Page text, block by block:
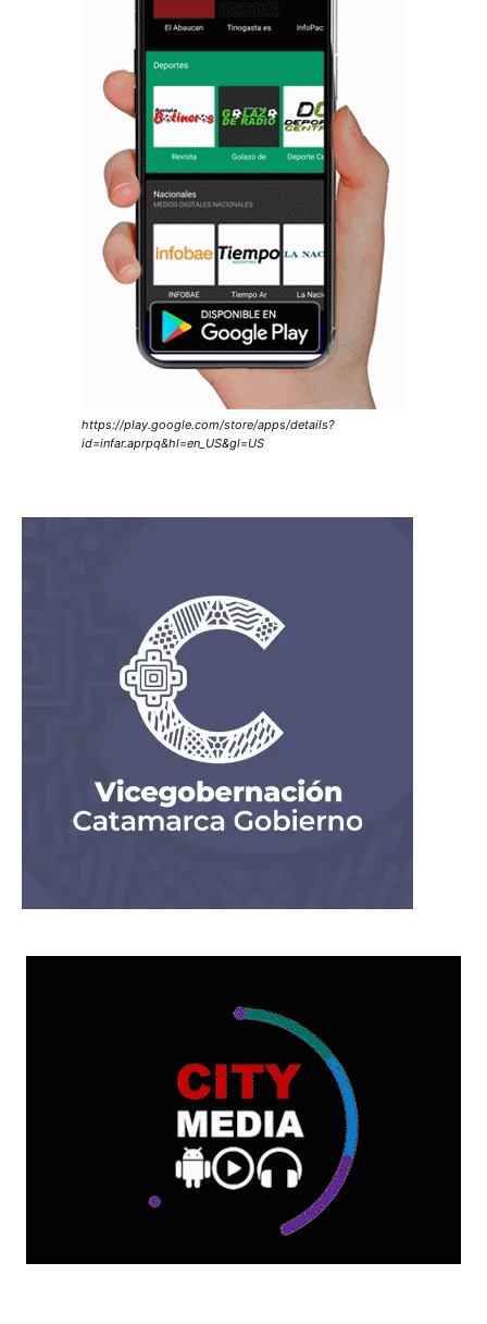
https://play.google.com/store/apps/details?
id=infar.aprpq&hl=en_US&gl=US